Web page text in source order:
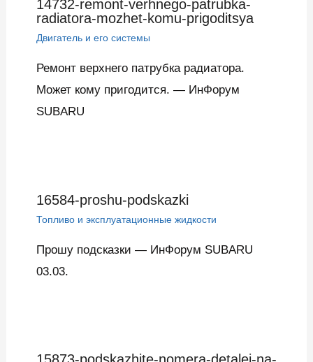
14732-remont-verhnego-patrubka-
radiatora-mozhet-komu-prigoditsya
Двигатель и его системы
Ремонт верхнего патрубка радиатора.
Может кому пригодится. — ИнФорум
SUBARU
16584-proshu-podskazki
Топливо и эксплуатационные жидкости
Прошу подсказки — ИнФорум SUBARU
03.03.